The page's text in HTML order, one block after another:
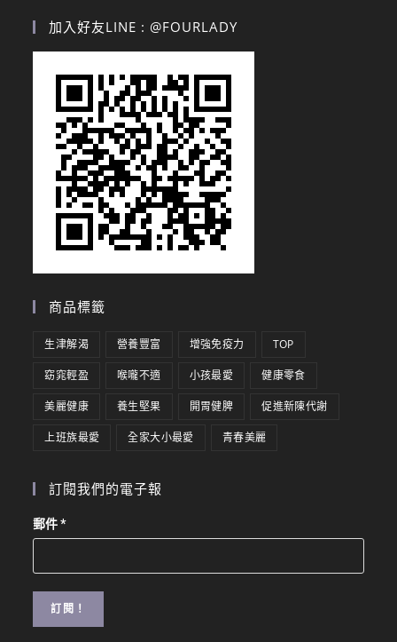
加入好友LINE : @FOURLADY
商品標籤
生津解渴 營養豐富 增強免疫力 TOP
窈窕輕盈 喉嚨不適 小孩最愛 健康零食
美麗健康 養生堅果 開胃健脾 促進新陳代謝
上班族最愛 全家大小最愛 青春美麗
訂閱我們的電子報
郵件*